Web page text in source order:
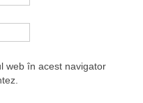
web în acest navigator